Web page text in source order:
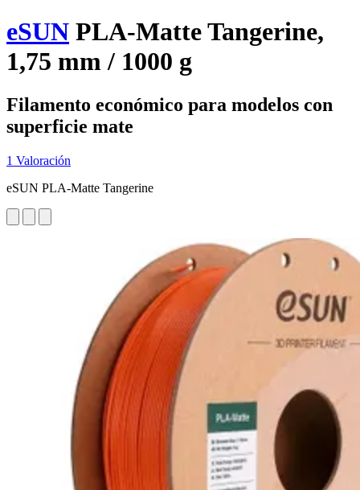
eSUN PLA-Matte Tangerine,
1,75 mm / 1000 g
Filamento económico para modelos con
superficie mate
1 Valoración
eSUN PLA-Matte Tangerine